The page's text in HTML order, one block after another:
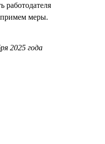
работодателя
меры.
2025 года